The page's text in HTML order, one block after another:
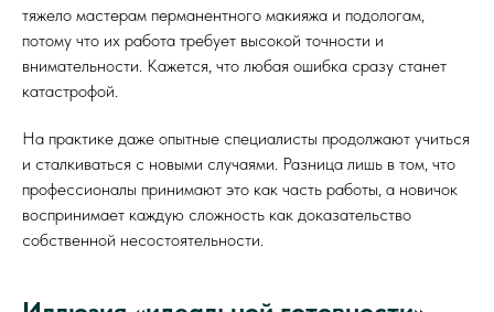
тяжело мастерам перманентного макияжа и подологам,
потому что их работа требует высокой точности и
внимательности. Кажется, что любая ошибка сразу станет
катастрофой.
На практике даже опытные специалисты продолжают учиться
и сталкиваться с новыми случаями. Разница лишь в том, что
профессионалы принимают это как часть работы, а новичок
воспринимает каждую сложность как доказательство
собственной несостоятельности.